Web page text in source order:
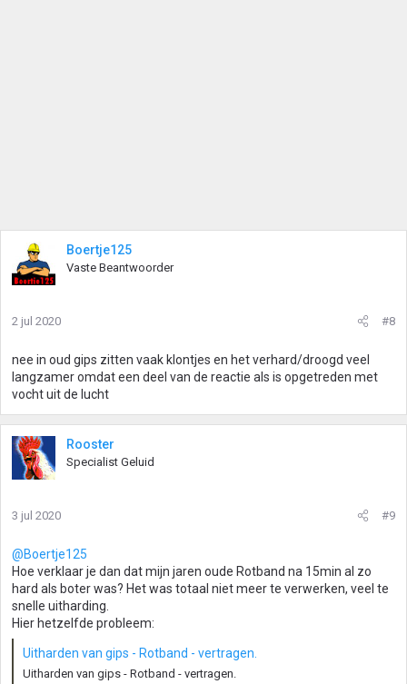
Boertje125
Vaste Beantwoorder
2 jul 2020 #8
nee in oud gips zitten vaak klontjes en het verhard/droogd veel
langzamer omdat een deel van de reactie als is opgetreden met
vocht uit de lucht
Rooster
Specialist Geluid
3 jul 2020 #9
@Boertje125
Hoe verklaar je dan dat mijn jaren oude Rotband na 15min al zo
hard als boter was? Het was totaal niet meer te verwerken, veel te
snelle uitharding.
Hier hetzelfde probleem:
Uitharden van gips - Rotband - vertragen.
Uitharden van gips - Rotband - vertragen.